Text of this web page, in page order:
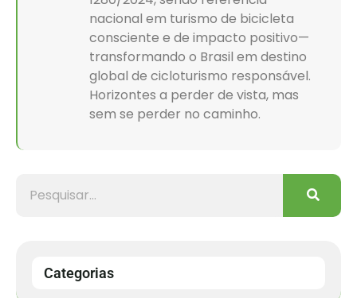
nacional em turismo de bicicleta
consciente e de impacto positivo—
transformando o Brasil em destino
global de cicloturismo responsável.
Horizontes a perder de vista, mas
sem se perder no caminho.
Categorias